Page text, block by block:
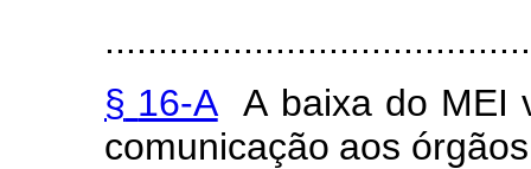
§ 16-A A baixa do MEI
comunicação aos órgãos